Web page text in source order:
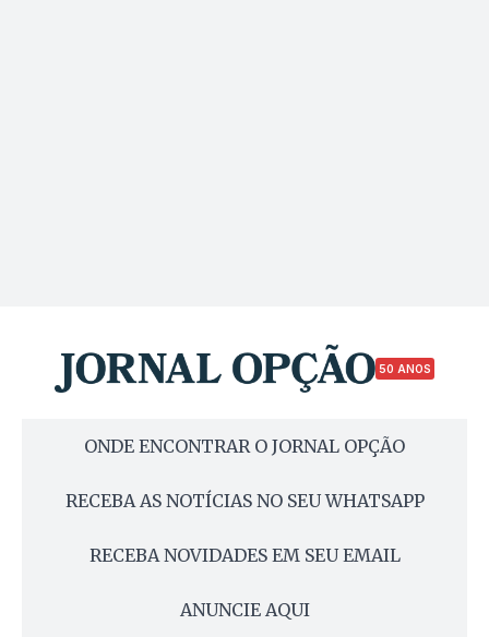
50 ANOS
ONDE ENCONTRAR O JORNAL OPÇÃO
RECEBA AS NOTÍCIAS NO SEU WHATSAPP
RECEBA NOVIDADES EM SEU EMAIL
ANUNCIE AQUI